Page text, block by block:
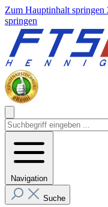
Zum Hauptinhalt springen
springen
Navigation
Suche